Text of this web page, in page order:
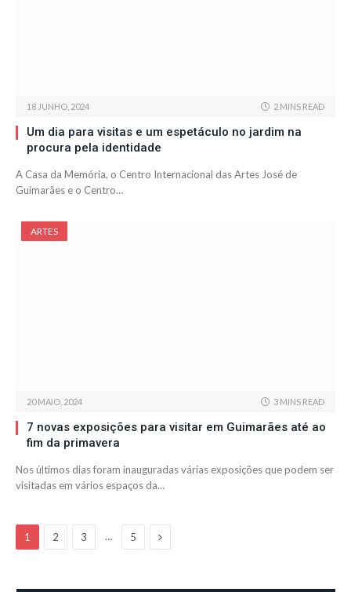
18 JUNHO, 2024 2 MINS READ
Um dia para visitas e um espetáculo no jardim na
procura pela identidade
A Casa da Memória, o Centro Internacional das Artes José de
Guimarães e o Centro…
ARTES
20 MAIO, 2024 3 MINS READ
7 novas exposições para visitar em Guimarães até ao
fim da primavera
Nos últimos dias foram inauguradas várias exposições que podem ser
visitadas em vários espaços da…
1 2 3 … 5 Next